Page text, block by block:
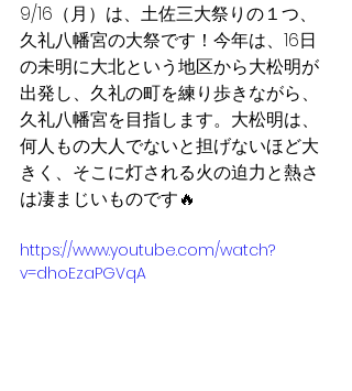
9/16（月）は、土佐三大祭りの１つ、
久礼八幡宮の大祭です！今年は、16日
の未明に大北という地区から大松明が
出発し、久礼の町を練り歩きながら、
久礼八幡宮を目指します。大松明は、
何人もの大人でないと担げないほど大
きく、そこに灯される火の迫力と熱さ
は凄まじいものです🔥
https://www.youtube.com/watch?
v=dhoEzaPGVqA